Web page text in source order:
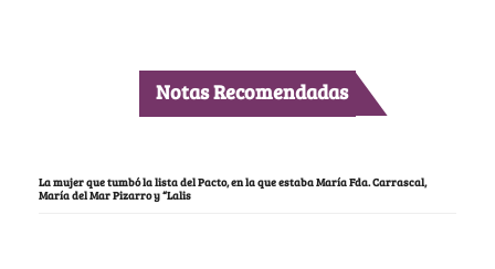
Notas Recomendadas
La mujer que tumbó la lista del Pacto, en la que estaba María Fda. Carrascal,
María del Mar Pizarro y “Lalis